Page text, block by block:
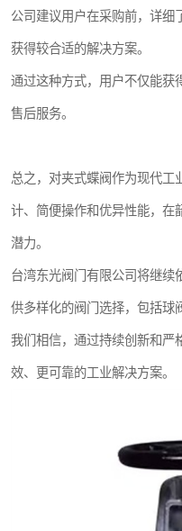
公司建议用户在采购前，详细
获得较合适的解决方案。
通过这种方式，用户不仅能获
售后服务。
总之，对夹式蝶阀作为现代
计、简便操作和优异性能，在
潜力。
台湾东光阀门有限公司将继续
供多样化的阀门选择，包括球
我们相信，通过持续创新和严
效、更可靠的工业解决方案。